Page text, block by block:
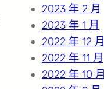
2023 年 2 月
2023 年 1 月
2022 年 12 月
2022 年 11 月
2022 年 10 月